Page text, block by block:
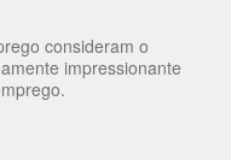
consideram o